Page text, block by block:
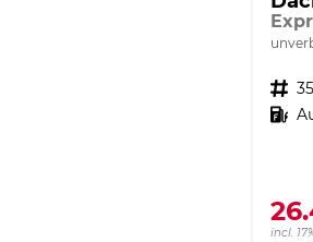
Fahrzeugnr.
Kraftstoff
incl.